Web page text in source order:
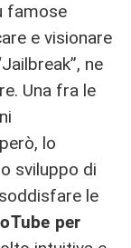
famose
e visionare
ne
Una fra le
lo
sviluppo di
le
per